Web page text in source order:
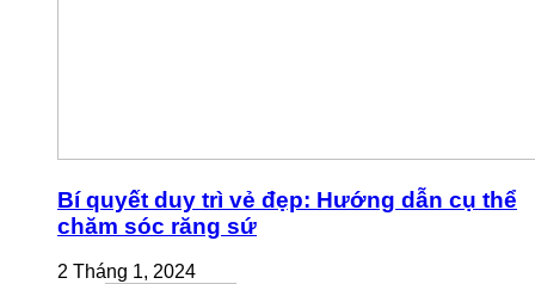
Bí quyết duy trì vẻ đẹp: Hướng dẫn cụ thể
chăm sóc răng sứ
2 Tháng 1, 2024